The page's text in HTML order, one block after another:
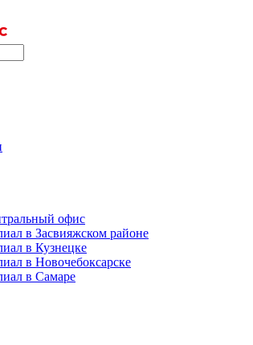
офис
в Засвияжском районе
в Кузнецке
в Новочебоксарске
в Самаре